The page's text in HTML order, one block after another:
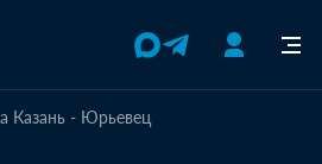
Казань - Юрьевец